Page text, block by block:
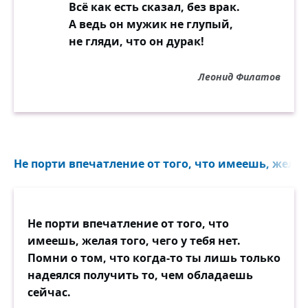
— Нет, вовсе их не пишите.
Всё как есть сказал, без врак.
А ведь он мужик не глупый,
не гляди, что он дурак!
Леонид Филатов
Не порти впечатление от того, что имеешь, желая
Не порти впечатление от того, что
имеешь, желая того, чего у тебя нет.
Помни о том, что когда-то ты лишь только
надеялся получить то, чем обладаешь
сейчас.